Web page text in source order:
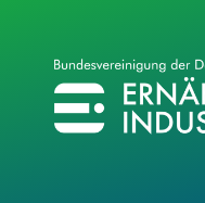
BVE
BUNDESVEREINIGUNG DER